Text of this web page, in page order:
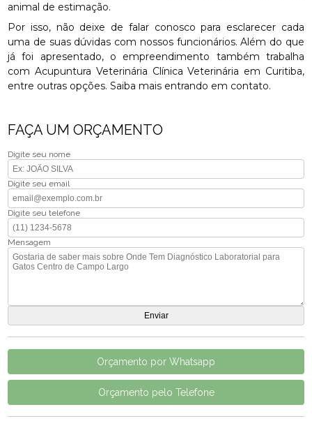
animal de estimação.
Por isso, não deixe de falar conosco para esclarecer cada
uma de suas dúvidas com nossos funcionários. Além do que
já foi apresentado, o empreendimento também trabalha
com Acupuntura Veterinária Clínica Veterinária em Curitiba,
entre outras opções. Saiba mais entrando em contato.
FAÇA UM ORÇAMENTO
Digite seu nome
Digite seu email
Digite seu telefone
Mensagem
Orçamento por Whatsapp
Orçamento pelo Telefone